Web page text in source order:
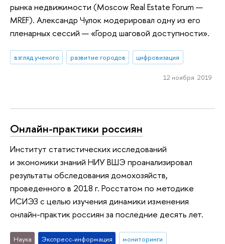
рынка недвижимости (Moscow Real Estate Forum —
MREF). Александр Чулок модерировал одну из его
пленарных сессий — «Город шаговой доступности».
взгляд ученого развитие городов цифровизация
12 ноября 2019
Онлайн-практики россиян
Институт статистических исследований
и экономики знаний НИУ ВШЭ проанализировал
результаты обследования домохозяйств,
проведенного в 2018 г. Росстатом по методике
ИСИЭЗ с целью изучения динамики изменения
онлайн-практик россиян за последние десять лет.
Наука Экспресс-информация
мониторинги